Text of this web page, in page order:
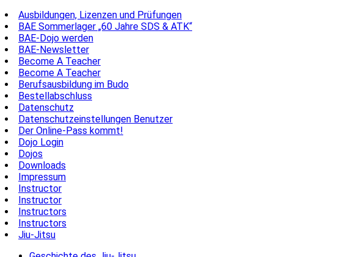
Ausbildungen, Lizenzen und Prüfungen
BAE Sommerlager „60 Jahre SDS & ATK“
BAE-Dojo werden
BAE-Newsletter
Become A Teacher
Become A Teacher
Berufsausbildung im Budo
Bestellabschluss
Datenschutz
Datenschutzeinstellungen Benutzer
Der Online-Pass kommt!
Dojo Login
Dojos
Downloads
Impressum
Instructor
Instructor
Instructors
Instructors
Jiu-Jitsu